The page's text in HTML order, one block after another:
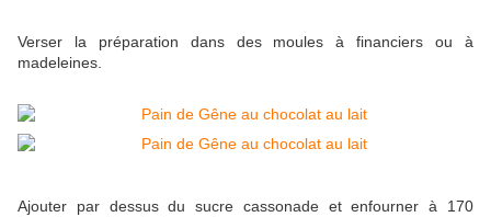
Verser la préparation dans des moules à financiers ou à
madeleines.
Ajouter par dessus du sucre cassonade et enfourner à 170